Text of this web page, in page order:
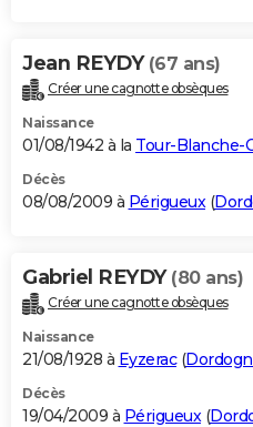
Jean REYDY (67 ans)
Créer une cagnotte obsèques
Naissance
01/08/1942 à la Tour-Blanche-
Décès
08/08/2009 à Périgueux(
Gabriel REYDY (80 ans)
Créer une cagnotte obsèques
Naissance
21/08/1928 à Eyzerac(
Décès
19/04/2009 à Périgueux(